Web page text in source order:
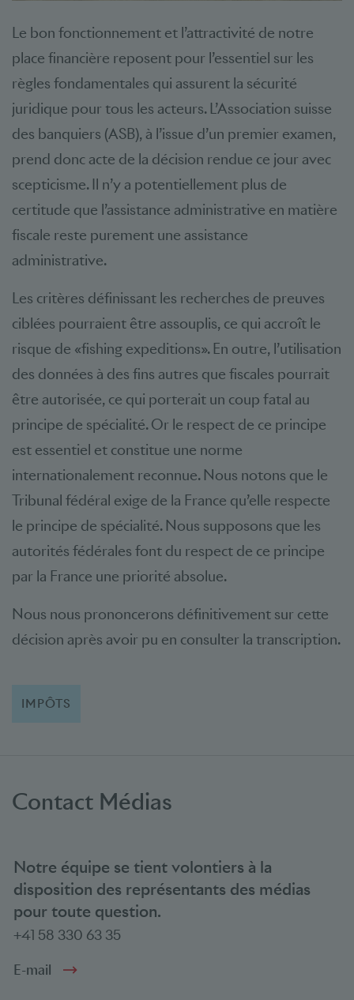
Le bon fonctionnement et l’attractivité de notre
place financière reposent pour l’essentiel sur les
règles fondamentales qui assurent la sécurité
juridique pour tous les acteurs. L’Association suisse
des banquiers (ASB), à l’issue d’un premier examen,
prend donc acte de la décision rendue ce jour avec
scepticisme. Il n’y a potentiellement plus de
certitude que l’assistance administrative en matière
fiscale reste purement une assistance
administrative.
Les critères définissant les recherches de preuves
ciblées pourraient être assouplis, ce qui accroît le
risque de «fishing expeditions». En outre, l’utilisation
des données à des fins autres que fiscales pourrait
être autorisée, ce qui porterait un coup fatal au
principe de spécialité. Or le respect de ce principe
est essentiel et constitue une norme
internationalement reconnue. Nous notons que le
Tribunal fédéral exige de la France qu’elle respecte
le principe de spécialité. Nous supposons que les
autorités fédérales font du respect de ce principe
par la France une priorité absolue.
Nous nous prononcerons définitivement sur cette
décision après avoir pu en consulter la transcription.
IMPÔTS
Contact Médias
Notre équipe se tient volontiers à la
disposition des représentants des médias
pour toute question.
+41 58 330 63 35
E-mail